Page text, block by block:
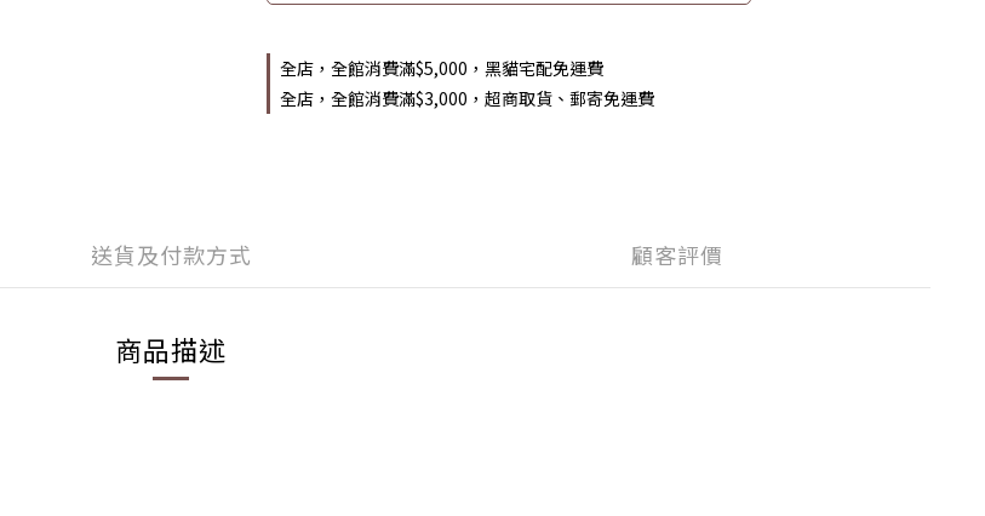
全店，全館消費滿$5,000，黑貓宅配免運費
全店，全館消費滿$3,000，超商取貨、郵寄免運費
送貨及付款方式 顧客評價
商品描述